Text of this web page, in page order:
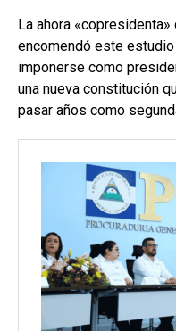
La ahora
encomendó este
imponerse como
una nueva constitución
pasar años como